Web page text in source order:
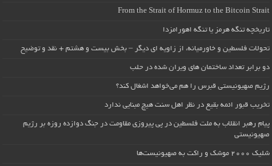
From the Strait of Hormuz to the Bitcoin Strait
تاریخچه تنگه هرمز یا تنگه اهورامزدا
تحولات فلسطین و خاورمیانه، از زاویه ای دیگر – بخش بیست و هشتم + نقد و توضیح
دو برابر تعداد ساختمان های ویران شده در حلب
رژیم صهیونیستی قبرس را هم می‌خواهد اشغال کند؟
تخریب قبور ائمه بقیع در نظر اهل سنت هیچ مبنایی ندارد
پیام رهبر انقلاب به ملت فلسطین در پی پیروزی مقاومت در جنگ دوازده روزه بر رژیم
صهیونیستی
شلیک ۲۰۰۰ موشک و راکت به صهیونیست‌ها